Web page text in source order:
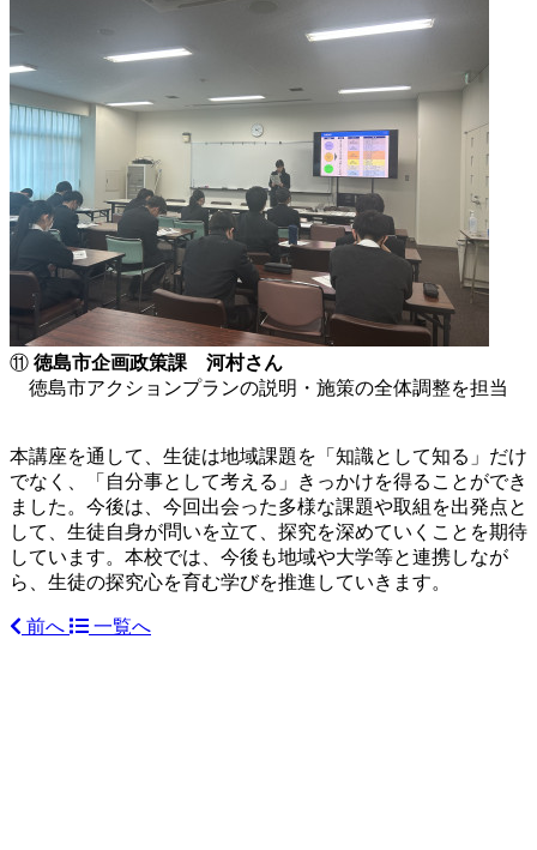
⑪ 徳島市企画政策課 河村さん
徳島市アクションプランの説明・施策の全体調整を担当
本講座を通して、生徒は地域課題を「知識として知る」だけ
でなく、「自分事として考える」きっかけを得ることができ
ました。今後は、今回出会った多様な課題や取組を出発点と
して、生徒自身が問いを立て、探究を深めていくことを期待
しています。本校では、今後も地域や大学等と連携しなが
ら、生徒の探究心を育む学びを推進していきます。
前へ 一覧へ